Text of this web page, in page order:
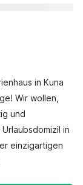
in Kuna
Wir wollen,
und
in
einzigartigen